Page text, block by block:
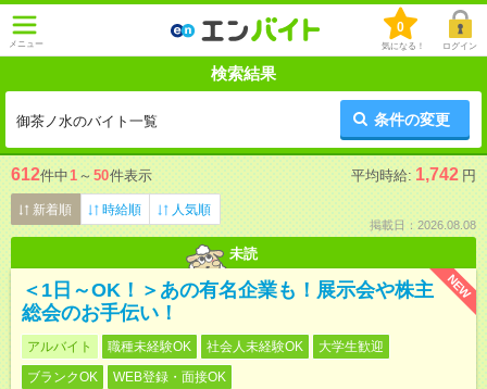
メニュー
0
気になる！ ログイン
検索結果
御茶ノ水のバイト一覧 条件の変更
612件中1 ～ 50件表示 平均時給: 1,742 円
新着順 時給順 人気順
掲載日：2026.08.08
未読
NEW
＜1日～OK！＞あの有名企業も！展示会や株主
総会のお手伝い！
アルバイト 職種未経験OK 社会人未経験OK
大学生歓迎
ブランクOK
WEB登録・面接OK